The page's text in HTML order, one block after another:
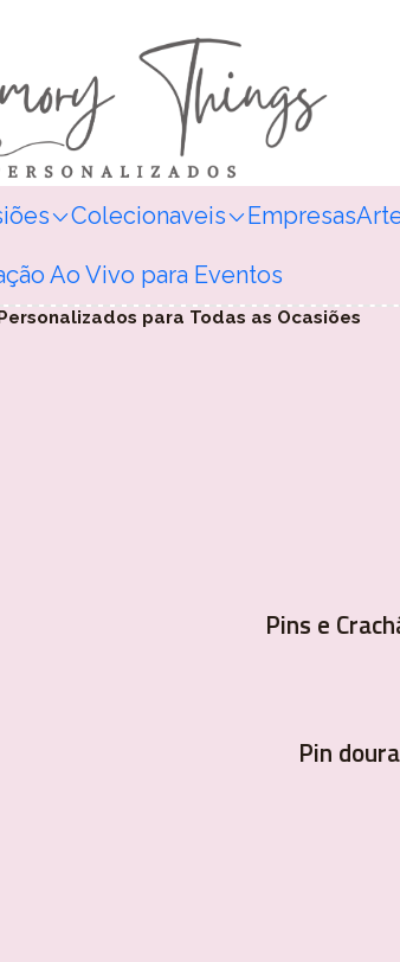
Colecionaveis Empresas
Ao Vivo para Eventos
para Todas as Ocasiões
Pins e
Pin